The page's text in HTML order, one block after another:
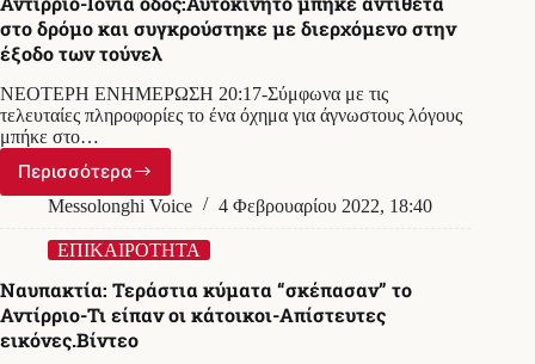
αυτοκίνητο
–
Ένας
στο δρόμο και συγκρούστηκε με διερχόμενο στην
έξοδο των τούνελ
ΝΕΟΤΕΡΗ ΕΝΗΜΕΡΩΣΗ 20:17-Σύμφωνα με τις
τελευταίες πληροφορίες το ένα όχημα για άγνωστους λόγους
μπήκε στο…
Περισσότερα
Αντίρριο-
Ιόνια
μπήκε
στο
δρόμο
και
Messolonghi Voice 4 Φεβρουαρίου 2022, 18:40
ΕΠΙΚΑΙΡΟΤΗΤΑ
Ναυπακτία: Τεράστια κύματα “σκέπασαν” το
Αντίρριο-Τι είπαν οι κάτοικοι-Απίστευτες
εικόνες.Βίντεο